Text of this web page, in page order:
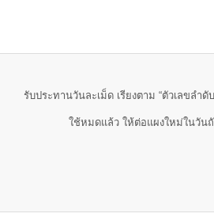
รับประทานวันละเม็ด เรียงตาม “ตัวเลขลำดั
ใช้หมดแล้ว ให้ต่อแผงใหม่ในวัน